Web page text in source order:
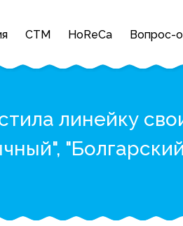
СТМ HoReCa Вопрос-
линейку